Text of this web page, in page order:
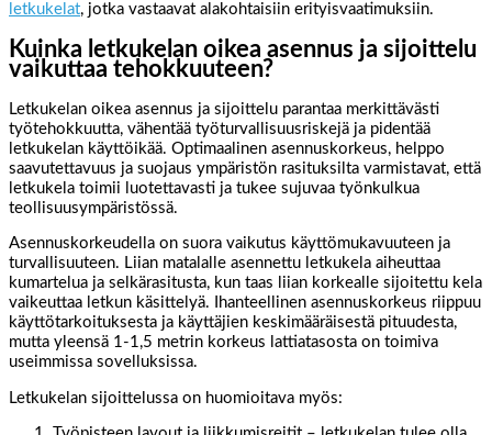
letkukelat, jotka vastaavat alakohtaisiin erityisvaatimuksiin.
Kuinka letkukelan oikea asennus ja sijoittelu
vaikuttaa tehokkuuteen?
Letkukelan oikea asennus ja sijoittelu parantaa merkittävästi
työtehokkuutta, vähentää työturvallisuusriskejä ja pidentää
letkukelan käyttöikää. Optimaalinen asennuskorkeus, helppo
saavutettavuus ja suojaus ympäristön rasituksilta varmistavat, että
letkukela toimii luotettavasti ja tukee sujuvaa työnkulkua
teollisuusympäristössä.
Asennuskorkeudella on suora vaikutus käyttömukavuuteen ja
turvallisuuteen. Liian matalalle asennettu letkukela aiheuttaa
kumartelua ja selkärasitusta, kun taas liian korkealle sijoitettu kela
vaikeuttaa letkun käsittelyä. Ihanteellinen asennuskorkeus riippuu
käyttötarkoituksesta ja käyttäjien keskimääräisestä pituudesta,
mutta yleensä 1-1,5 metrin korkeus lattiatasosta on toimiva
useimmissa sovelluksissa.
Letkukelan sijoittelussa on huomioitava myös: